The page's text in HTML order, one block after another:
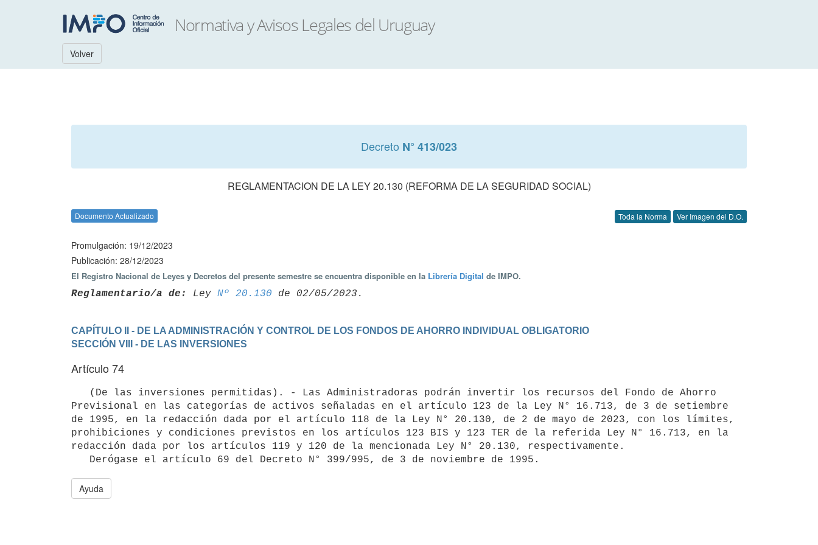
Volver
Decreto N° 413/023
REGLAMENTACION DE LA LEY 20.130 (REFORMA DE LA SEGURIDAD SOCIAL)
Documento Actualizado Toda la Norma Ver Imagen del D.O.
Promulgación: 19/12/2023
Publicación: 28/12/2023
El Registro Nacional de Leyes y Decretos del presente semestre se encuentra disponible en la Librería Digital de IMPO.
Reglamentario/a de: Ley Nº 20.130
CAPÍTULO II - DE LA ADMINISTRACIÓN Y CONTROL DE LOS FONDOS DE AHORRO INDIVIDUAL OBLIGATORIO
SECCIÓN VIII - DE LAS INVERSIONES
Artículo 74
Previsional en las categorías de activos señaladas en el artículo 123 de la Ley N° 16.713, de 3 de setiembre
de 1995, en la redacción dada por el artículo 118 de la Ley N° 20.130, de 2 de mayo de 2023, con los límites,
prohibiciones y condiciones previstos en los artículos 123 BIS y 123 TER de la referida Ley N° 16.713, en la
redacción dada por los artículos 119 y 120 de la mencionada Ley N° 20.130, respectivamente.
Ayuda